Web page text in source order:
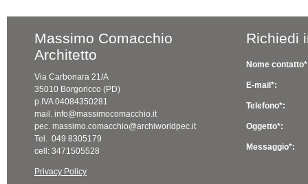
Massimo Comacchio
Architetto
Via Carbonara 21/A
35010 Borgoricco (PD)
p.IVA 04084350281
mail. info@massimocomacchio.it
pec. massimo.comacchio@archiworldpec.it
Tel. 049 8305179
cell: 3471505528
Privacy Policy
Richiedi
Nome
E-mail*:
Telefono*:
Oggetto*:
Messaggio*: